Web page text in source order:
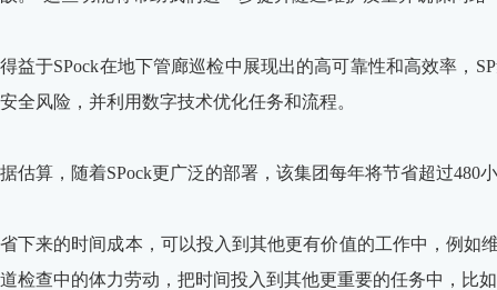
得益于SPock在地下管廊巡检中展现出的高可靠性和高效率，
安全风险，并利用数字技术优化任务和流程。
据估算，随着SPock更广泛的部署，该集团每年将节省超过480
省下来的时间成本，可以投入到其他更有价值的工作中，例如
道检查中的体力劳动，把时间投入到其他更重要的任务中，比